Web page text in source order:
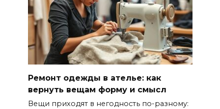
Ремонт одежды в ателье: как
вернуть вещам форму и смысл
Вещи приходят в негодность по-разному: